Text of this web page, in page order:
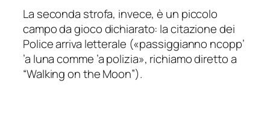
La seconda strofa, invece, è un piccolo
campo da gioco dichiarato: la citazione dei
Police arriva letterale («passiggianno ncopp’
’a luna comme ’a polizia», richiamo diretto a
“Walking on the Moon”).